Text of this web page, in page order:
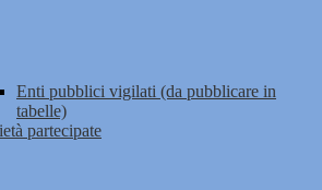
Enti pubblici vigilati (da pubblicare in
tabelle)
partecipate